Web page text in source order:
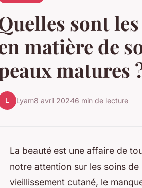
sont
matière de
matures
L Lyam8 avril 20246 min de lecture
La beauté est une affaire de
notre attention sur les soins
vieillissement cutané, le